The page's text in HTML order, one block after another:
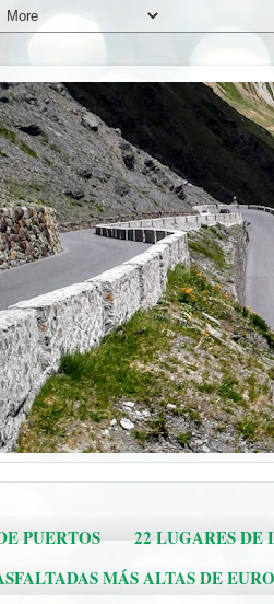
PUERTOS
22 LUGARES DE
MÁS ALTAS DE